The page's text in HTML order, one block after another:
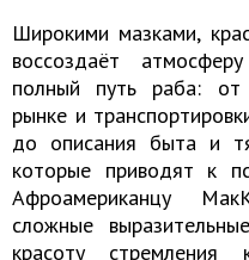
Широкими мазками,
воссоздаёт
полный путь раба: от
рынке и
до описания быта и
которые приводят к
Афроамериканцу
сложные
красоту стремления